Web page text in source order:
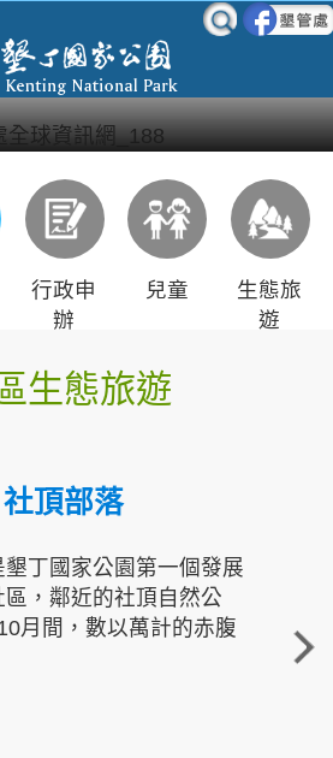
行政申
辦
兒童
生態旅
遊
生態旅遊
社頂部落
丁國家公園第一個發展
，鄰近的社頂自然公
月間，數以萬計的赤腹
重
走進